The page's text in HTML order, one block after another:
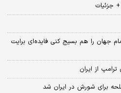
جزئیات
جهان را هم بسیج کنی فایده‌ای برایت
از ایران
برای شورش در ایران شد